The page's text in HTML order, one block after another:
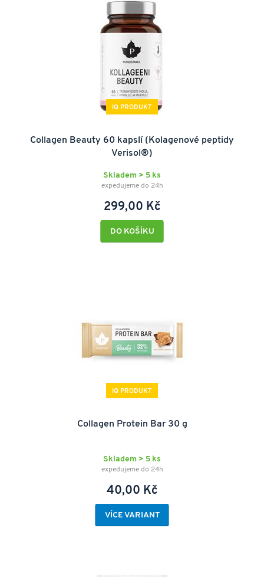
IQ PRODUKT
Collagen Beauty 60 kapslí (Kolagenové peptidy
Verisol®)
Skladem > 5 ks
expedujeme do 24h
299,00 Kč
DO KOŠÍKU
IQ PRODUKT
Collagen Protein Bar 30 g
Skladem > 5 ks
expedujeme do 24h
40,00 Kč
VÍCE VARIANT